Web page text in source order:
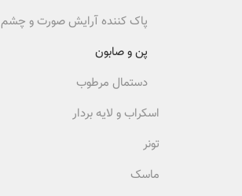
پاک کننده آرایش صورت و چشم
پن و صابون
دستمال مرطوب
اسکراب و لایه بردار
تونر
ماسک